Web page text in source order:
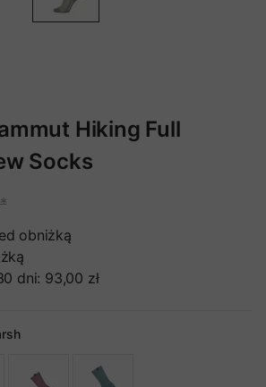
Hiking Full
Socks
*
obniżką
dni: 93,00 zł